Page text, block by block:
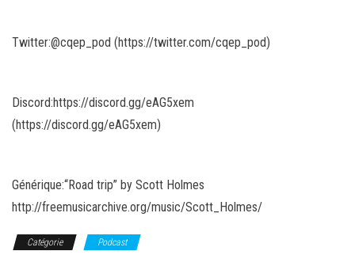
Twitter:@cqep_pod (https://twitter.com/cqep_pod)
Discord:https://discord.gg/eAG5xem
(https://discord.gg/eAG5xem)
Générique:“Road trip” by Scott Holmes
http://freemusicarchive.org/music/Scott_Holmes/
Catégorie Podcast